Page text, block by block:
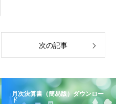
次の記事
月次決算書（簡易版）ダウンロー
ド